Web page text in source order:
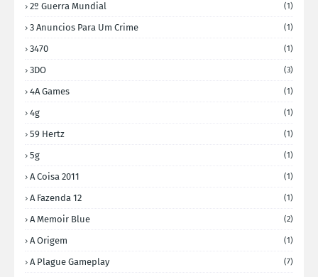
2º Guerra Mundial (1)
3 Anuncios Para Um Crime (1)
3470 (1)
3DO (3)
4A Games (1)
4g (1)
59 Hertz (1)
5g (1)
A Coisa 2011 (1)
A Fazenda 12 (1)
A Memoir Blue (2)
A Origem (1)
A Plague Gameplay (7)